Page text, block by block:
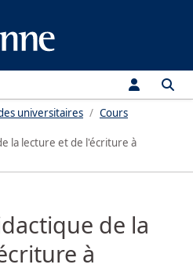
universitaires
Cours
la lecture et de l'écriture à
de la
à